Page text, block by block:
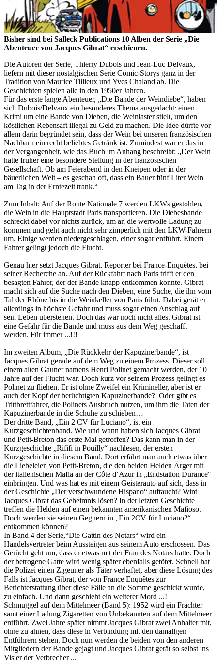
Bisher sind bei Salleck Publications 10 Alben der Serie „Die
Abenteuer von Jacques Gibrat“ erschienen.
Die Autoren der Serie, Thierry Dubois und Jean-Luc Delvaux,
liefern mit dieser nostalgischen Serie Comic-Storys ganz in der
Tradition von Maurice Tillieux und Yves Chaland ab. Die
Geschichten spielen alle in den 1950er Jahren.
Für das erste lange Abenteuer, „Die Bande der Weindiebe“, haben
sich Dubois/Delvaux ein besonderes Thema ausgedacht: einen
Krimi um eine Bande von Dieben, die Weinlaster stielt, um den
köstlichen Rebensaft illegal zu Geld zu machen. Die Idee dürfte vor
allem darin begründet sein, dass der Wein bei unseren französischen
Nachbarn ein recht beliebtes Getränk ist. Zumindest war er das in
der Vergangenheit, wie das Buch im Anhang beschreibt: „Der Wein
hatte früher eine besondere Stellung in der französischen
Gesellschaft. Ob am Feierabend in den Kneipen oder in der
bäuerlichen Welt – es geschah oft, dass ein Bauer fünf Liter Wein
am Tag in der Erntezeit trank.“
Zum Inhalt: Auf der Route Nationale 7 werden LKWs gestohlen,
die Wein in die Hauptstadt Paris transportieren. Die Diebesbande
schreckt dabei vor nichts zurück, um an die wertvolle Ladung zu
kommen und geht auch nicht sehr zimperlich mit den LKW-Fahrern
um. Einige werden niedergeschlagen, einer sogar entführt. Einem
Fahrer gelingt jedoch die Flucht.
Genau hier setzt Jacques Gibrat, Reporter bei France-Enquêtes, bei
seiner Recherche an. Auf der Rückfahrt nach Paris trifft er den
besagten Fahrer, der der Bande knapp entkommen konnte. Gibrat
macht sich auf die Suche nach den Dieben, eine Suche, die ihn vom
Tal der Rhône bis in die Weinkeller von Paris führt. Dabei gerät er
allerdings in höchste Gefahr und muss sogar einen Anschlag auf
sein Leben überstehen. Doch das war noch nicht alles. Gibrat ist
eine Gefahr für die Bande und muss aus dem Weg geschafft
werden. Für immer ...!!!
Im zweiten Album, „Die Rückkehr der Kapuzinerbande“, ist
Jacques Gibrat gerade auf dem Weg zu einem Prozess. Dieser soll
einem alten Gauner namens Henri Polinet gemacht werden, der 10
Jahre auf der Flucht war. Doch kurz vor seinem Prozess gelingt es
Polinet zu fliehen. Er ist ohne Zweifel ein Krimineller, aber ist er
auch der Kopf der berüchtigten Kapuzinerbande? Oder gibt es
Trittbrettfahrer, die Polinets Ausbruch nutzen, um ihm die Taten der
Kapuzinerbande in die Schuhe zu schieben…
Der dritte Band, „Ein 2 CV für Luciano“, ist ein
Kurzgeschichtenband. Wie und wann haben sich Jacques Gibrat
und Petit-Breton das erste Mal getroffen? Das kann man in der
Kurzgeschichte „Rififi in Pouilly“ nachlesen, der ersten
Kurzgeschichte in diesem Band. Dort erfährt man auch etwas über
die Liebeleien von Petit-Breton, die den beiden Helden Ärger mit
der italienischen Mafia an der Côte d’Azur in „Endstation Durance“
einbringen. Und was hat es mit einem Geisterauto auf sich, dass in
der Geschichte „Der verschwundene Hispano“ auftaucht? Wird
Jacques Gibrat das Geheimnis lösen? In der letzten Geschichte
treffen die Helden auf einen bekannten amerikanischen Mafioso.
Doch werden sie seinen Gegnern in „Ein 2CV für Luciano?“
entkommen können?
In Band 4 der Serie,“Die Gattin des Notars“ wird ein
Handelsvertreter beim Aussteigen aus seinem Auto erschossen. Das
Gerücht geht um, dass er etwas mit der Frau des Notars hatte. Doch
der betrogene Gatte wird wenig später ebenfalls getötet. Schnell hat
die Polizei einen Zigeuner als Täter verhaftet, aber diese Lösung des
Falls ist Jacques Gibrat, der von France Enquêtes zur
Berichterstattung über diese Fälle an die Somme geschickt wurde,
zu einfach. Und dann geschieht ein weiterer Mord ...!
Schmuggel auf dem Mittelmeer (Band 5): 1952 wird ein Frachter
samt einer Ladung Zigaretten von Unbekannten auf dem Mittelmeer
entführt. Zwei Jahre später nimmt Jacques Gibrat zwei Anhalter mit,
ohne zu ahnen, dass diese in Verbindung mit den damaligen
Entführern stehen. Doch nun werden die beiden von den anderen
Mitgliedern der Bande gejagt und Jacques Gibrat gerät so selbst ins
Visier der Verbrecher ...